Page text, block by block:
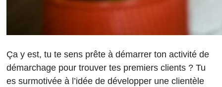
Ça y est, tu te sens prête à démarrer ton activité de
démarchage pour trouver tes premiers clients ? Tu
es surmotivée à l’idée de développer une clientèle